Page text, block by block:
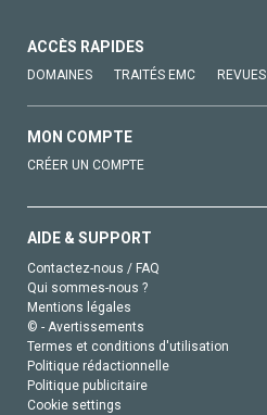
ACCÈS RAPIDES
DOMAINES TRAITÉS EMC REVUES
MON COMPTE
CRÉER UN COMPTE
AIDE & SUPPORT
Contactez-nous / FAQ
Qui sommes-nous ?
Mentions légales
© - Avertissements
Termes et conditions d'utilisation
Politique rédactionnelle
Politique publicitaire
Cookie settings